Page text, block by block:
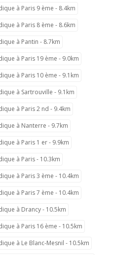
à Paris 9 ème - 8.4km
à Paris 8 ème - 8.6km
à Pantin - 8.7km
à Paris 19 ème - 9.0km
à Paris 10 ème - 9.1km
à Sartrouville - 9.1km
à Paris 2 nd - 9.4km
à Nanterre - 9.7km
à Paris 1 er - 9.9km
à Paris - 10.3km
à Paris 3 ème - 10.4km
à Paris 7 ème - 10.4km
à Drancy - 10.5km
à Paris 16 ème - 10.5km
à Le Blanc-Mesnil - 10.5km